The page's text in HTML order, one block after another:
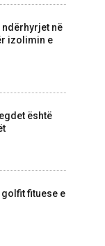
në
izolimin e
është
fituese e